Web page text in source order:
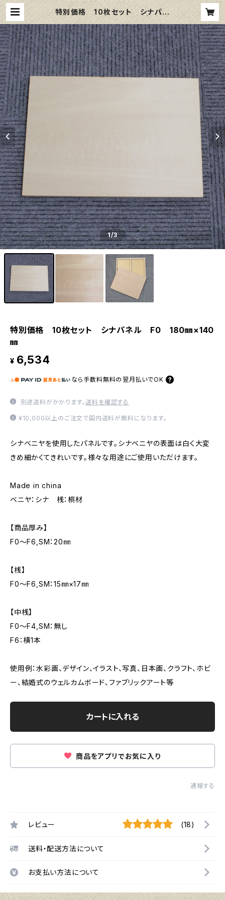
特別価格 10枚セット シナパネ
画材
1/3
特別価格 10枚セット シナパネル F0 180㎜×140
㎜
¥ 6,534
なら 手数料無料の 翌月払いでOK
別途送料がかかります。送料を確認する
¥10,000以上のご注文で国内送料が無料になります。
シナベニヤを使用したパネルです。シナベニヤの表面は白く大変
きめ細かくてきれいです。様々な用途にご使用いただけます。
Made in china
ベニヤ：シナ 桟：桐材
【商品厚み】
F0～F6,SM：20㎜
【桟】
F0～F6,SM：15㎜×17㎜
【中桟】
F0～F4,SM：無し
F6：横1本
使用例：水彩画、デザイン、イラスト、写真、日本画、クラフト、ホビ
ー、結婚式のウェルカムボード、ファブリックアート等
カートに入れる
商品をアプリでお気に入り
通報する
レビュー (18)
送料・配送方法について
お支払い方法について